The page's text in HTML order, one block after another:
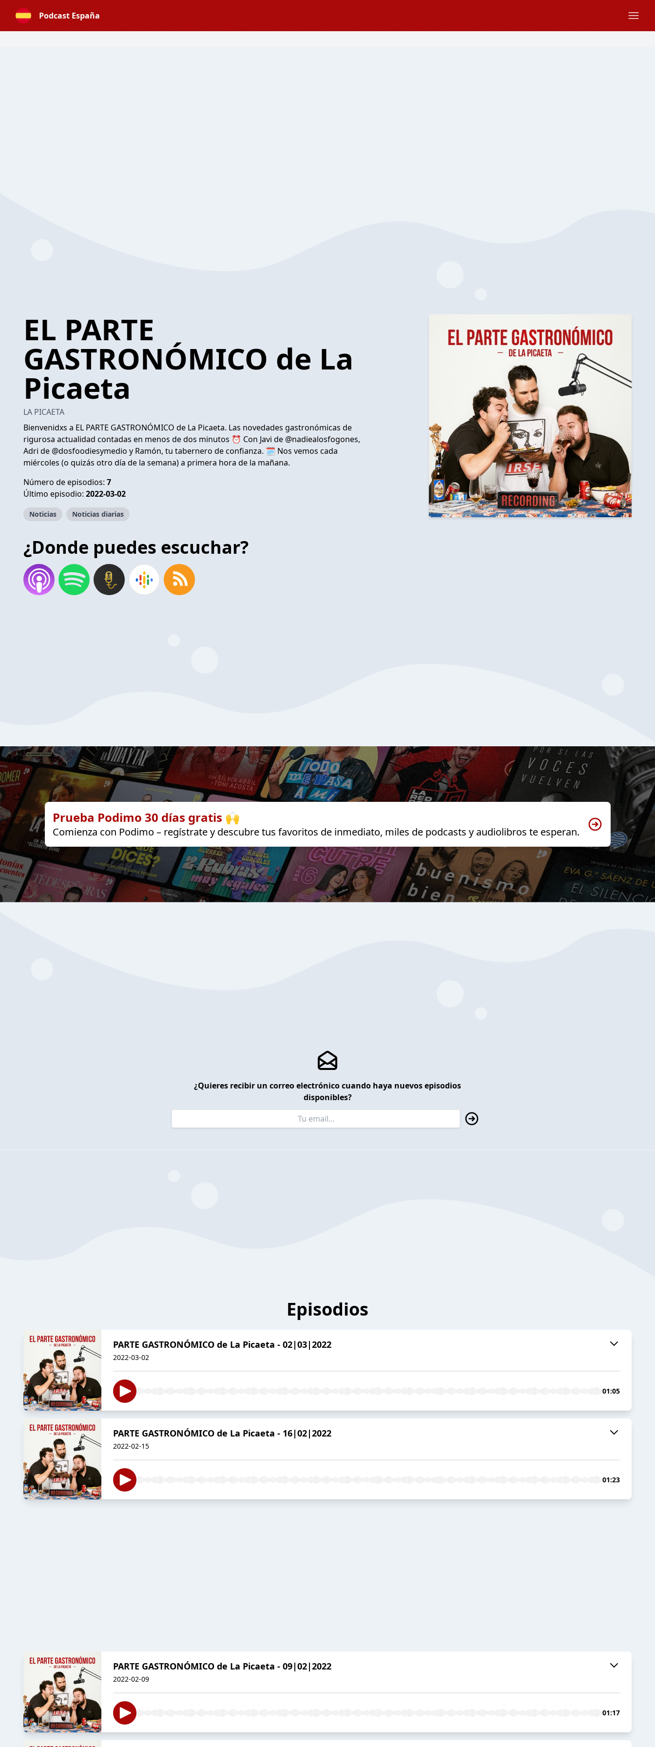
Podcast España
EL PARTE
GASTRONÓMICO de La
Picaeta
LA PICAETA
Bienvenidxs a EL PARTE GASTRONÓMICO de La Picaeta. Las novedades gastronómicas de
rigurosa actualidad contadas en menos de dos minutos ⏰ Con Javi de @nadiealosfogones,
Adri de @dosfoodiesymedio y Ramón, tu tabernero de confianza. 🗓 Nos vemos cada
miércoles (o quizás otro día de la semana) a primera hora de la mañana.
Número de episodios: 7
Último episodio: 2022-03-02
Noticias Noticias diarias
¿Donde puedes escuchar?
Prueba Podimo 30 días gratis 🙌
Comienza con Podimo – regístrate y descubre tus favoritos de inmediato, miles de podcasts y audiolibros te esperan.
¿Quieres recibir un correo electrónico cuando haya nuevos episodios
disponibles?
Episodios
PARTE GASTRONÓMICO de La Picaeta - 02|03|2022
2022-03-02
01:05
PARTE GASTRONÓMICO de La Picaeta - 16|02|2022
2022-02-15
01:23
PARTE GASTRONÓMICO de La Picaeta - 09|02|2022
2022-02-09
01:17